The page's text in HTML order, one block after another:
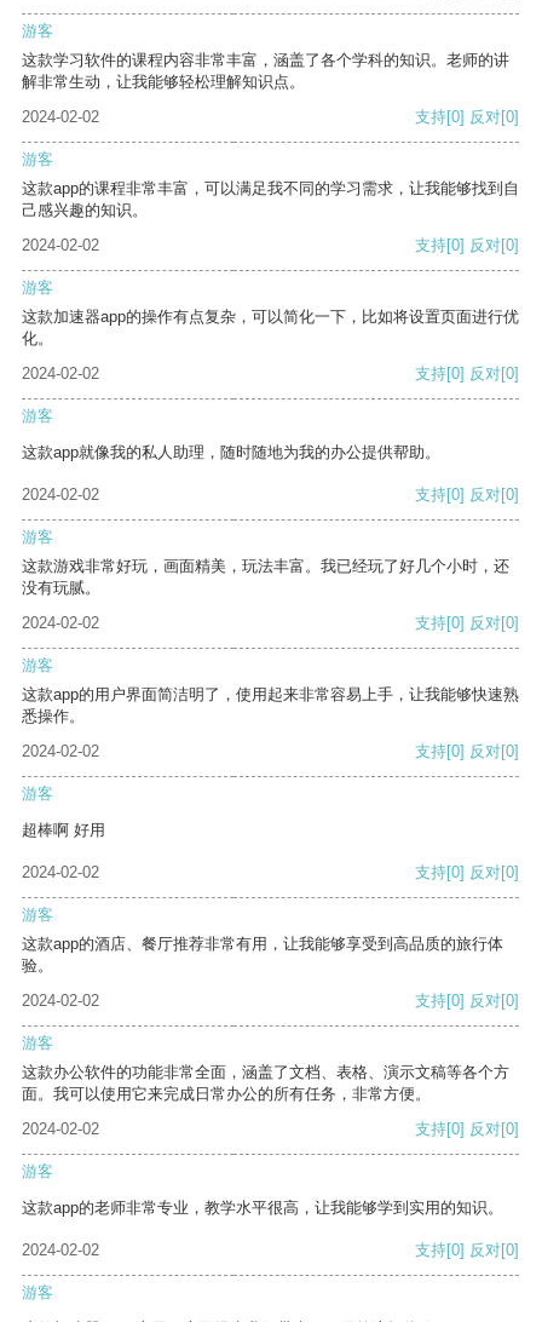
游客
这款学习软件的课程内容非常丰富，涵盖了各个学科的知识。老师的讲
解非常生动，让我能够轻松理解知识点。
2024-02-02
支持[0] 反对[0]
游客
这款app的课程非常丰富，可以满足我不同的学习需求，让我能够找到自
己感兴趣的知识。
2024-02-02
支持[0] 反对[0]
游客
这款加速器app的操作有点复杂，可以简化一下，比如将设置页面进行优
化。
2024-02-02
支持[0] 反对[0]
游客
这款app就像我的私人助理，随时随地为我的办公提供帮助。
2024-02-02 支持[0] 反对[0]
游客
这款游戏非常好玩，画面精美，玩法丰富。我已经玩了好几个小时，还
没有玩腻。
2024-02-02
支持[0] 反对[0]
游客
这款app的用户界面简洁明了，使用起来非常容易上手，让我能够快速熟
悉操作。
2024-02-02
支持[0] 反对[0]
游客
超棒啊 好用
2024-02-02 支持[0] 反对[0]
游客
这款app的酒店、餐厅推荐非常有用，让我能够享受到高品质的旅行体
验。
2024-02-02
支持[0] 反对[0]
游客
这款办公软件的功能非常全面，涵盖了文档、表格、演示文稿等各个方
面。我可以使用它来完成日常办公的所有任务，非常方便。
2024-02-02
支持[0] 反对[0]
游客
这款app的老师非常专业，教学水平很高，让我能够学到实用的知识。
2024-02-02 支持[0] 反对[0]
游客